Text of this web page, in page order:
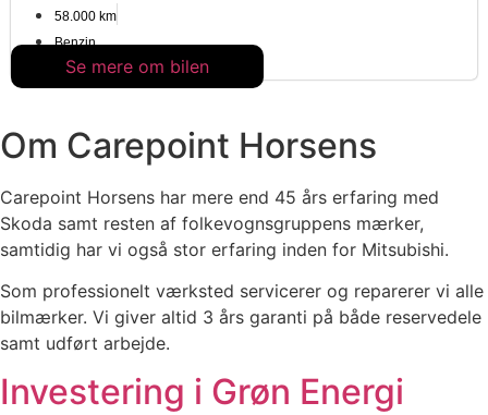
58.000 km
Benzin
Se mere om bilen
Om Carepoint Horsens
Carepoint Horsens har mere end 45 års erfaring med
Skoda samt resten af folkevognsgruppens mærker,
samtidig har vi også stor erfaring inden for Mitsubishi.
Som professionelt værksted servicerer og reparerer vi alle
bilmærker. Vi giver altid 3 års garanti på både reservedele
samt udført arbejde.
Investering i Grøn Energi